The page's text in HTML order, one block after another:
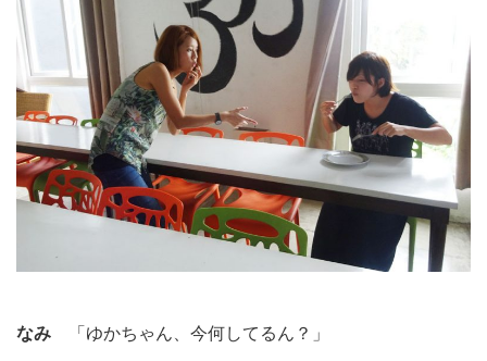
なみ 「ゆかちゃん、今何してるん？」